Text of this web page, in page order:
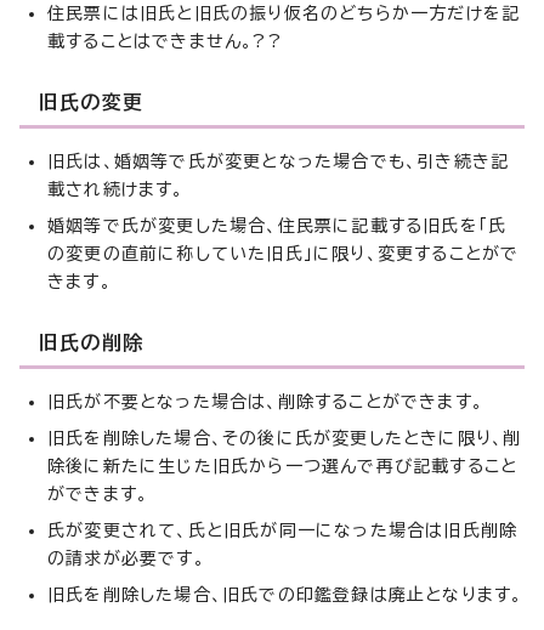
住民票には旧氏と旧氏の振り仮名のどちらか一方だけを記
載することはできません。??
旧氏の変更
旧氏は、婚姻等で氏が変更となった場合でも、引き続き記
載され続けます。
婚姻等で氏が変更した場合、住民票に記載する旧氏を「氏
の変更の直前に称していた旧氏」に限り、変更することがで
きます。
旧氏の削除
旧氏が不要となった場合は、削除することができます。
旧氏を削除した場合、その後に氏が変更したときに限り、削
除後に新たに生じた旧氏から一つ選んで再び記載すること
ができます。
氏が変更されて、氏と旧氏が同一になった場合は旧氏削除
の請求が必要です。
旧氏を削除した場合、旧氏での印鑑登録は廃止となります。